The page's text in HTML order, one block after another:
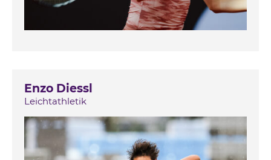
Enzo Diessl
Leichtathletik